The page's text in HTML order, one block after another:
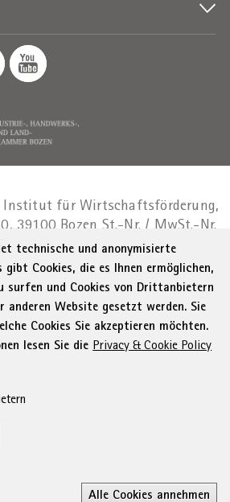
Institut für Wirtschaftsförderung,
39100 Bozen St.-Nr. / MwSt.-Nr.
|administration-
Menu Footer
Privacy
AGB
Barrierefreiheit
Sitemap
Verwaltung
Cookie Policy
technische und anonymisierte
gibt Cookies, die es Ihnen ermöglichen,
surfen und Cookies von Drittanbietern
anderen Website gesetzt werden. Sie
Cookies Sie akzeptieren möchten.
lesen Sie die Privacy & Cookie Policy
Alle Cookies annehmen